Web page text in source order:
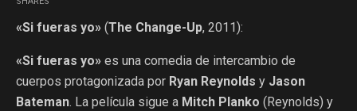
«Si fueras yo» (The Change-Up, 2011):
«Si fueras yo» es una comedia de intercambio de
cuerpos protagonizada por Ryan Reynolds y Jason
Bateman. La película sigue a Mitch Planko (Reynolds) y